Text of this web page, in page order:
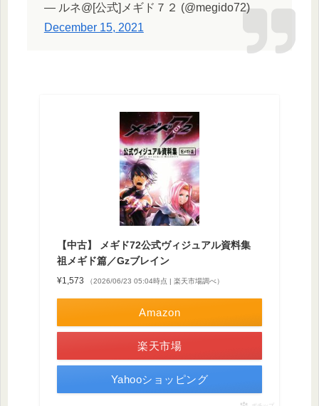
— ルネ@[公式]メギド７２ (@megido72)
December 15, 2021
【中古】 メギド72公式ヴィジュアル資料集
祖メギド篇／Gzブレイン
¥1,573 （2026/06/23 05:04時点 | 楽天市場調べ）
Amazon
楽天市場
Yahooショッピング